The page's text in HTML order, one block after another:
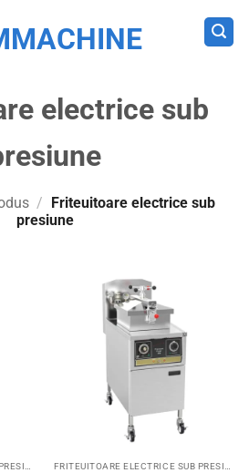
electrice sub
/ Friteuitoare electrice sub
presiune